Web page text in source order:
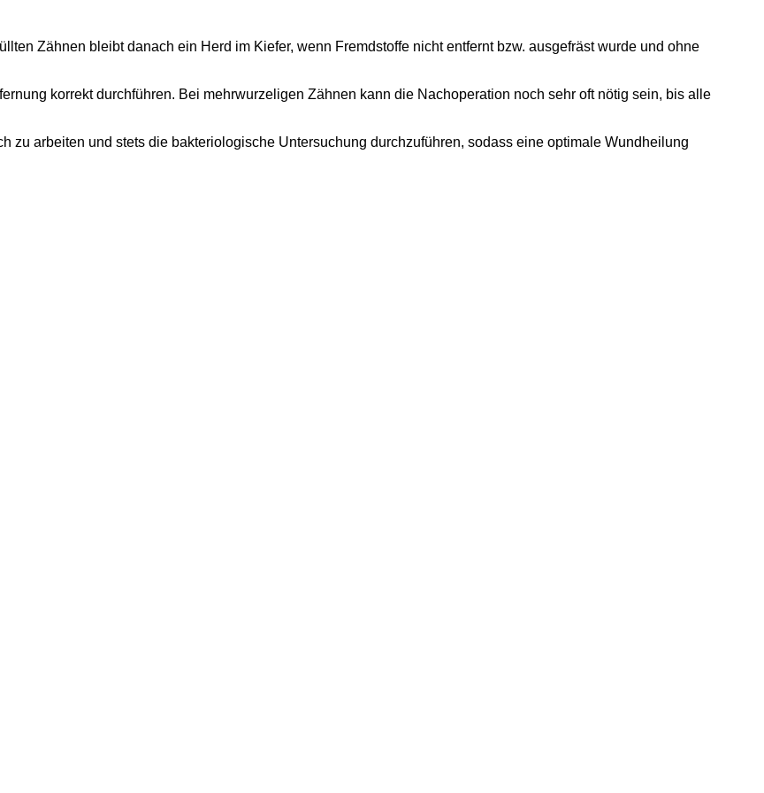
Zähnen bleibt danach ein Herd im Kiefer, wenn Fremdstoffe nicht entfernt bzw. ausgefräst wurde und ohne
korrekt durchführen. Bei mehrwurzeligen Zähnen kann die Nachoperation noch sehr oft nötig sein, bis alle
zu arbeiten und stets die bakteriologische Untersuchung durchzuführen, sodass eine optimale Wundheilung